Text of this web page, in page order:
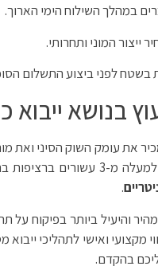
במהלך השילוח הימי הארוך.
ייצור המוני ותחרותי.
בשטח לפני ביצוע התשלום
בנושא ייבוא
את עומק השוק הסיני ואת
בתחום ה-
.
והיעיל ביותר בפיקוח על
ואישי לתהליכי ייבוא
בהקדם.